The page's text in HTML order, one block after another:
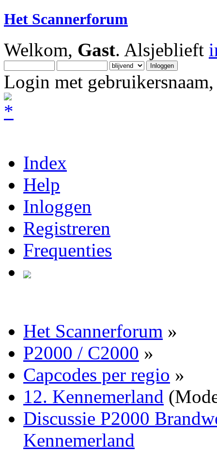
Het Scannerforum
Welkom, Gast. Alsjeblieft
Login met
Index
Help
Inloggen
Registreren
Frequenties
Het Scannerforum »
P2000 / C2000 »
Capcodes per regio »
12. Kennemerland
Discussie P2000
Kennemerland